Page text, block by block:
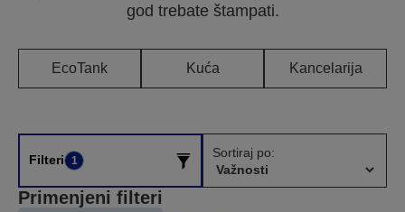
god trebate štampati.
EcoTank Kuća Kancelarija
Filteri 1
Sortiraj po:
Primenjeni filteri